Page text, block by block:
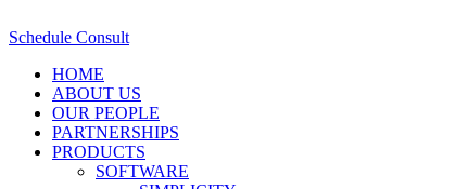
Schedule Consult
HOME
ABOUT US
OUR PEOPLE
PARTNERSHIPS
PRODUCTS
SOFTWARE